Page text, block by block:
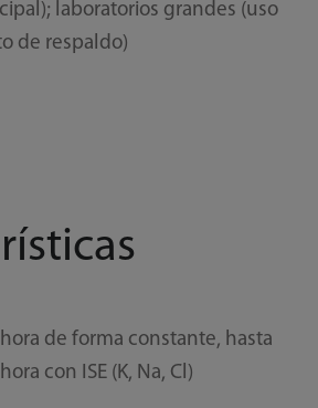
laboratorios grandes (uso
de respaldo)
de forma constante, hasta
con ISE (K, Na, Cl)